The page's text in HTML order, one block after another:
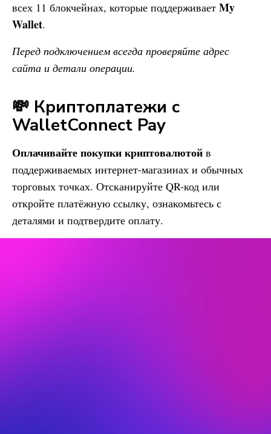
всех 11 блокчейнах, которые поддерживает My
Wallet.
Перед подключением всегда проверяйте адрес
сайта и детали операции.
💸 Криптоплатежи с
WalletConnect Pay
Оплачивайте покупки криптовалютой в
поддерживаемых интернет-магазинах и обычных
торговых точках. Отсканируйте QR-код или
откройте платёжную ссылку, ознакомьтесь с
деталями и подтвердите оплату.